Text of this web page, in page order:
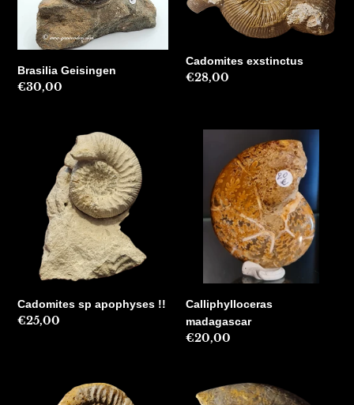
Brasilia Geisingen
Precio
€30,00
Cadomites exstinctus
Precio
€28,00
Cadomites
apophyses
Cadomites sp apophyses !!
Precio
€25,00
Calliphylloceras
madagascar
Calliphylloceras
madagascar
Precio
€20,00
Caumontisphinctes
Cenoceras